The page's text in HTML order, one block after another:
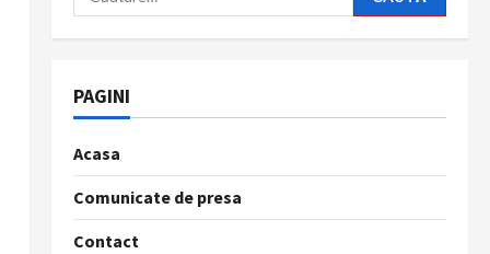
după:
PAGINI
Acasa
Comunicate de presa
Contact